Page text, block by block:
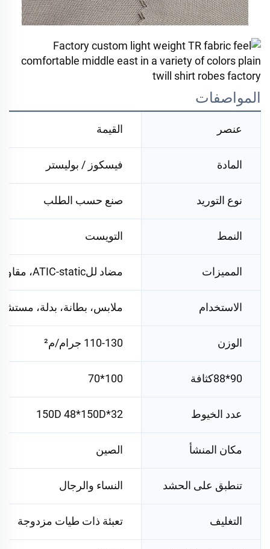
المواصفات
عنصر القيمة
المادة فيسكوز / بوليستر
نوع التوريد صنع حسب الطلب
النمط التويست
المميزات مضاد للATIC-static، مقاوم للتصغير، مضاد للحبوب، مقاوم للبقع، مقاوم للتجعد
الاستخدام ملابس، بطانة، بدلة،
الوزن 110-130 جرام/م²
90*88كثافة 100*70
عدد الخيوط 32*150D 48*150D
مكان المنشأ الصين
تنطبق على الحشد النساء والرجال
التغليف تعبئة ذات طيات مزدوجة